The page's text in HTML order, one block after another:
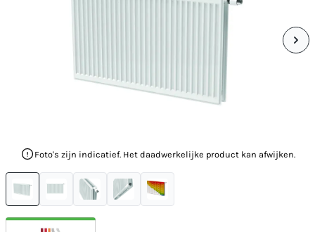
Foto's zijn indicatief. Het daadwerkelijke product kan afwijken.